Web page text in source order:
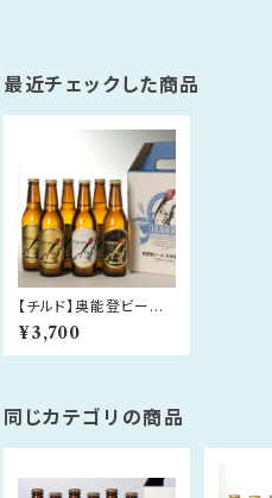
最近チェックした商品
【チルド】奥能登ビール
330ml×6本セット
¥3,700
同じカテゴリの商品